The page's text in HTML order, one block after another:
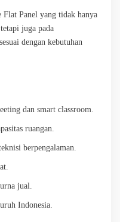
Panel yang tidak hanya
juga pada
dengan kebutuhan
dan smart classroom.
ruangan.
berpengalaman.
jual.
Indonesia.